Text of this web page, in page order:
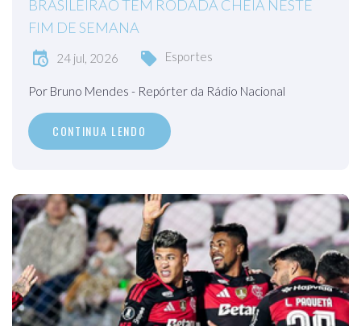
BRASILEIRÃO TEM RODADA CHEIA NESTE
FIM DE SEMANA
24 jul, 2026 Esportes
Por Bruno Mendes - Repórter da Rádio Nacional
CONTINUA LENDO